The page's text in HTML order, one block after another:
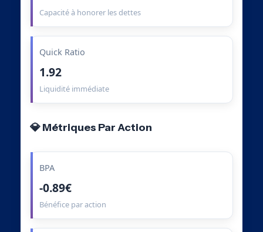
Capacité à honorer les dettes
Quick Ratio
1.92
Liquidité immédiate
💎 Métriques Par Action
BPA
-0.89€
Bénéfice par action